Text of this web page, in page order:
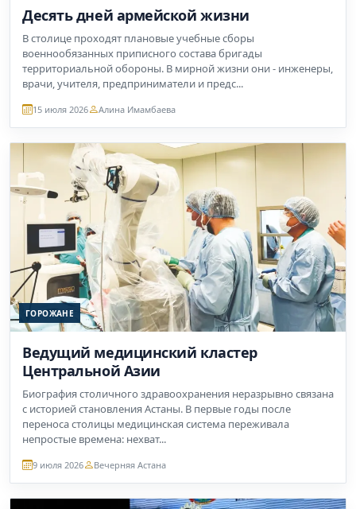
Десять дней армейской жизни
В столице проходят плановые учебные сборы
военнообязанных приписного состава бригады
территориальной обороны. В мирной жизни они - инженеры,
врачи, учителя, предприниматели и предс...
15 июля 2026 Алина Имамбаева
ГОРОЖАНЕ
Ведущий медицинский кластер
Центральной Азии
Биография столичного здравоохранения неразрывно связана
с историей становления Астаны. В первые годы после
переноса столицы медицинская система переживала
непростые времена: нехват...
9 июля 2026 Вечерняя Астана